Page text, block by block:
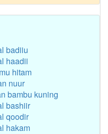
badiiu
haadii
hitam
nuur
bambu kuning
bashiir
qoodir
hakam